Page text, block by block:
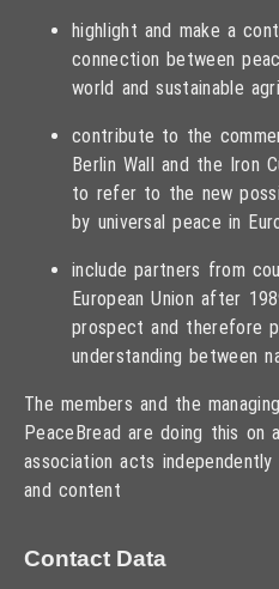
highlight and make a
connection between
world and sustainable
contribute to the
Berlin Wall and the Iron
to refer to the new
by universal peace in
include partners from
European Union after
prospect and therefore
understanding between
The members and the
PeaceBread are doing this on
association acts
and content
Contact Data